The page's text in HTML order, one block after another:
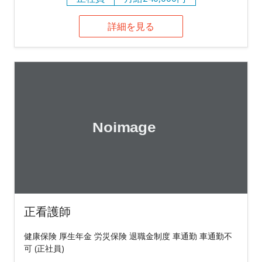
詳細を見る
正看護師
健康保険 厚生年金 労災保険 退職金制度 車通勤 車通勤不
可 (正社員)